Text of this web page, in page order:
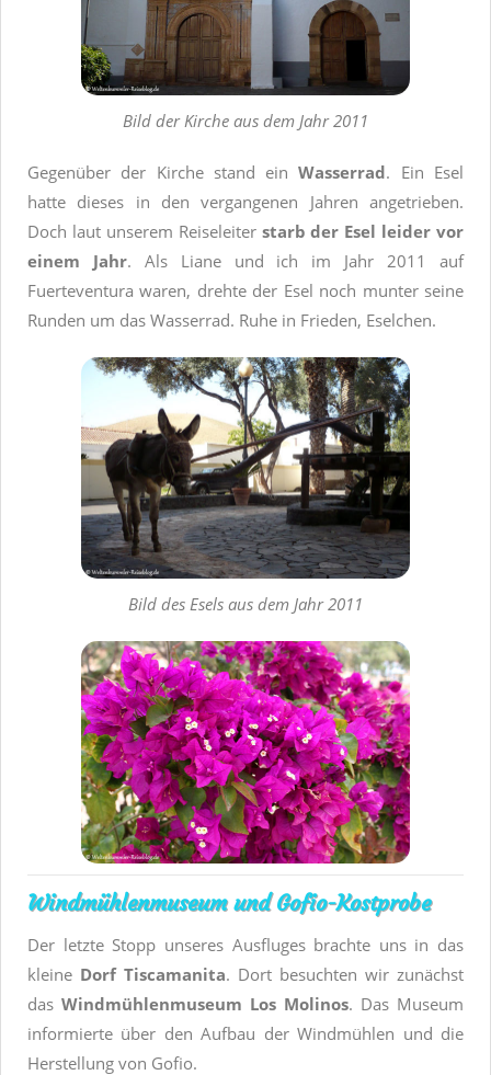
Bild der Kirche aus dem Jahr 2011
Gegenüber der Kirche stand einWasserrad. Ein Esel
hatte dieses in den vergangenen Jahren angetrieben.
Doch laut unserem Reiseleiter starb der Esel leider vor
einem Jahr. Als Liane und ich im Jahr 2011 auf
Fuerteventura waren, drehte der Esel noch munter seine
Runden um das Wasserrad. Ruhe in Frieden, Eselchen.
Bild des Esels aus dem Jahr 2011
Windmühlenmuseum und Gofio-Kostprobe
Der letzte Stopp unseres Ausfluges brachte uns in das
kleine Dorf Tiscamanita. Dort besuchten wir zunächst
das Windmühlenmuseum Los Molinos. Das Museum
informierte über den Aufbau der Windmühlen und die
Herstellung von Gofio.